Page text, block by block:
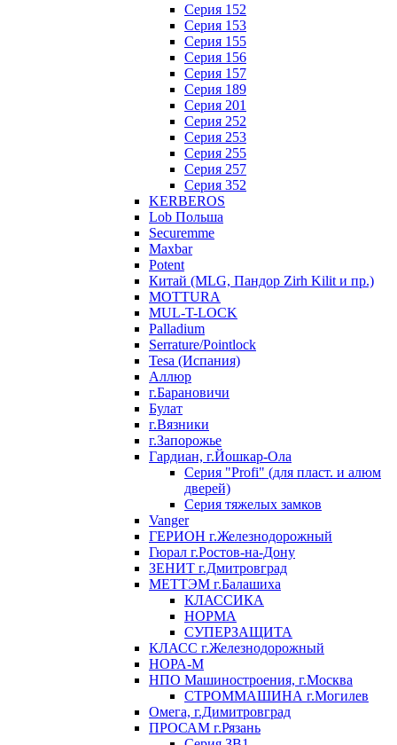
Серия 152
Серия 153
Серия 155
Серия 156
Серия 157
Серия 189
Серия 201
Серия 252
Серия 253
Серия 255
Серия 257
Серия 352
KERBEROS
Lob Польша
Securemme
Maxbar
Potent
Китай (MLG, Пандор Zirh Kilit и пр.)
MOTTURA
MUL-T-LOCK
Palladium
Serrature/Pointlock
Tesa (Испания)
Аллюр
г.Барановичи
Булат
г.Вязники
г.Запорожье
Гардиан, г.Йошкар-Ола
Серия "Profi" (для пласт. и алюм
дверей)
Серия тяжелых замков
Vanger
ГЕРИОН г.Железнодорожный
Гюрал г.Ростов-на-Дону
ЗЕНИТ г.Дмитровград
МЕТТЭМ г.Балашиха
КЛАССИКА
НОРМА
СУПЕРЗАЩИТА
КЛАСС г.Железнодорожный
НОРА-М
НПО Машиностроения, г.Москва
СТРОММАШИНА г.Могилев
Омега, г.Димитровград
ПРОСАМ г.Рязань